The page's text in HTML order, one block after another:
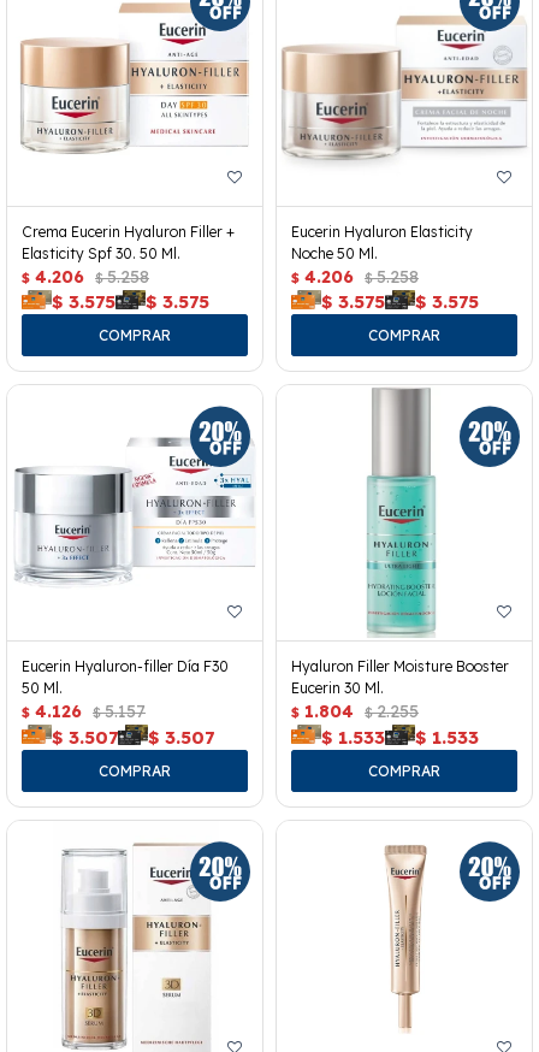
Crema Eucerin Hyaluron Filler +
Elasticity Spf 30. 50 Ml.
$ 4.206 $ 5.258
$ 3.575 $ 3.575
Eucerin Hyaluron Elasticity
Noche 50 Ml.
$ 4.206 $ 5.258
$ 3.575 $ 3.575
Eucerin Hyaluron-filler Día F30
50 Ml.
$ 4.126 $ 5.157
$ 3.507 $ 3.507
Hyaluron Filler Moisture Booster
Eucerin 30 Ml.
$ 1.804 $ 2.255
$ 1.533 $ 1.533